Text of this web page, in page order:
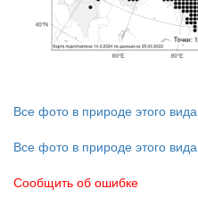
Все фото в природе этого вида
Все фото в природе этого вида
Сообщить об ошибке